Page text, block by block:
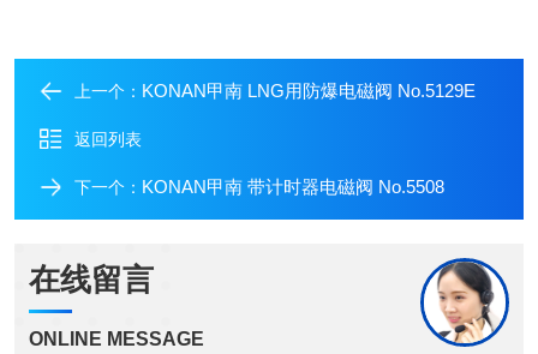
上一个： KONAN甲南 LNG用防爆电磁阀 No.5129E
返回列表
下一个： KONAN甲南 带计时器电磁阀 No.5508
在线留言
ONLINE MESSAGE